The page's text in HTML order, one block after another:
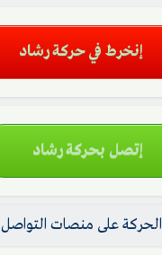
إنخرط في حركة رشاد
إتصل بحركة رشاد
الحركة على منصات التواصل